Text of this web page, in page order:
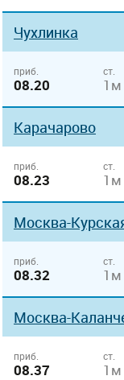
Чухлинка
приб.
08.20
ст.
1м
Карачарово
приб.
08.23
ст.
1м
Москва-
приб.
08.32
ст.
1м
Москва-
приб.
08.37
ст.
1м